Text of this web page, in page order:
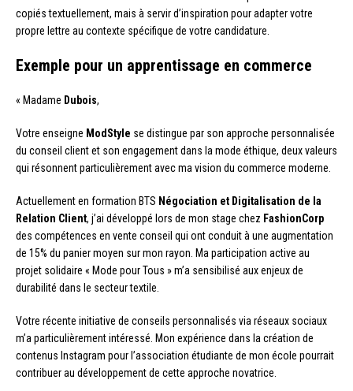
copiés textuellement, mais à servir d’inspiration pour adapter votre
propre lettre au contexte spécifique de votre candidature.
Exemple pour un apprentissage en commerce
« Madame Dubois,
Votre enseigne ModStyle se distingue par son approche personnalisée
du conseil client et son engagement dans la mode éthique, deux valeurs
qui résonnent particulièrement avec ma vision du commerce moderne.
Actuellement en formation BTS Négociation et Digitalisation de la
Relation Client, j’ai développé lors de mon stage chez FashionCorp
des compétences en vente conseil qui ont conduit à une augmentation
de 15% du panier moyen sur mon rayon. Ma participation active au
projet solidaire « Mode pour Tous » m’a sensibilisé aux enjeux de
durabilité dans le secteur textile.
Votre récente initiative de conseils personnalisés via réseaux sociaux
m’a particulièrement intéressé. Mon expérience dans la création de
contenus Instagram pour l’association étudiante de mon école pourrait
contribuer au développement de cette approche novatrice.